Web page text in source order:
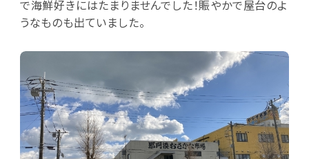
で海鮮好きにはたまりませんでした！賑やかで屋台のよ
うなものも出ていました。